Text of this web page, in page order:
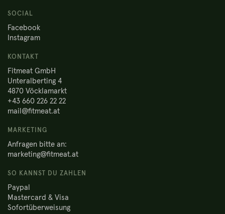
SOCIAL
Facebook
Instagram
KONTAKT
Fitmeat GmbH
Unteralberting 4
4870 Vöcklamarkt
+43 660 226 22 22
mail@fitmeat.at
MARKETING
Anfragen bitte an:
marketing@fitmeat.at
SO KANNST DU ZAHLEN
Paypal
Mastercard & Visa
Sofortüberweisung